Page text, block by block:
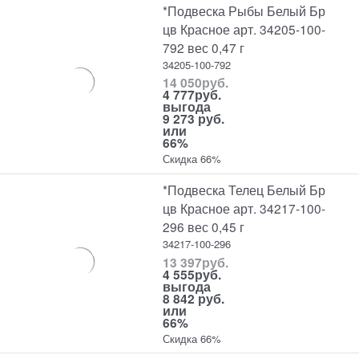
*Подвеска Рыбы Белый Бр
цв Красное арт. 34205-100-
792 вес 0,47 г
34205-100-792
14 050руб.
4 777руб.
выгода
9 273 руб.
или
66%
Скидка 66%
*Подвеска Телец Белый Бр
цв Красное арт. 34217-100-
296 вес 0,45 г
34217-100-296
13 397руб.
4 555руб.
выгода
8 842 руб.
или
66%
Скидка 66%